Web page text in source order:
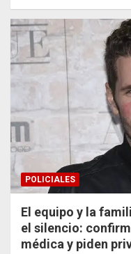
POLICIALES
El equipo y la
el silencio:
médica y piden